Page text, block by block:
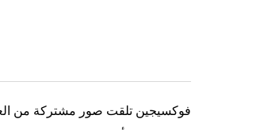
فوكسيجين تلقت صور مشتركة من